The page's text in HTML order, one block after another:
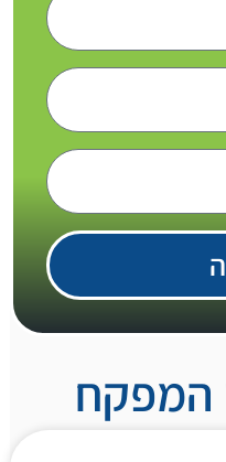
המפקח